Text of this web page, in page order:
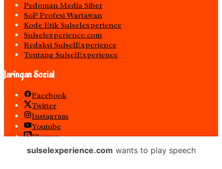
Pedoman Media Siber
S0P Profesi Wartawan
Kode Etik Sulselexperience
Sulselexperience.com
Redaksi SulselExperience
Tentang SulselExperience
Jaringan Social
Facebook
Twitter
Instagram
Youtube
Blogger
Spotify
sulselexperience.com wants to play speech